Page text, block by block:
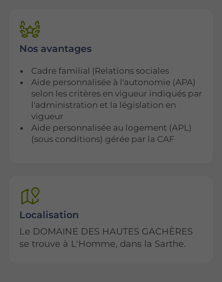
Nos avantages
Cadre familial |Relations sociales
Aide personnalisée à l'autonomie (APA)
selon les critères en vigueur indiqués par
l'administration et la législation en
vigueur
Aide personnalisée au logement (APL)
(sous conditions) gérée par la CAF
Localisation
Le DOMAINE DES HAUTES GACHÈRES
se trouve à L'Homme, dans la Sarthe.